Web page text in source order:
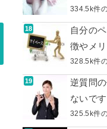
334.5k件
自分の
徴やメ
328.5k件
逆質問
ないで
325.5k件